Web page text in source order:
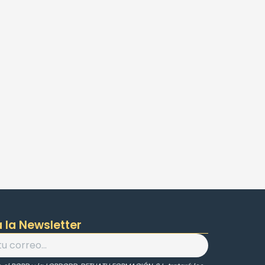
la Newsletter